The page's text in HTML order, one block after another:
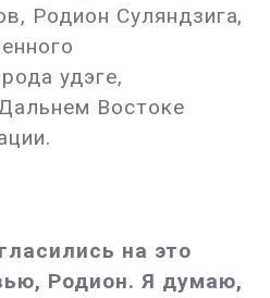
Родион Суляндзига,
удэге,
Востоке
на это
Родион. Я думаю,